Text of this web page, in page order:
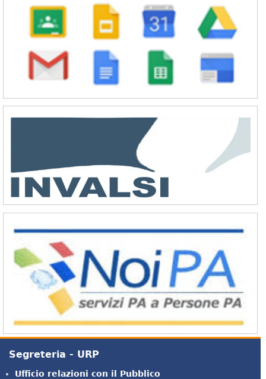
Segreteria - URP
Ufficio relazioni con il Pubblico